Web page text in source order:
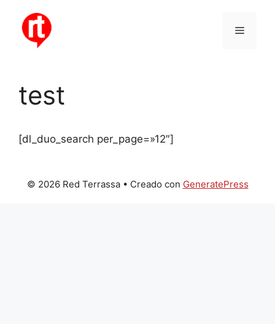
contenido
Menú
test
[dl_duo_search per_page=»12″]
© 2026 Red Terrassa• Creado con GeneratePress